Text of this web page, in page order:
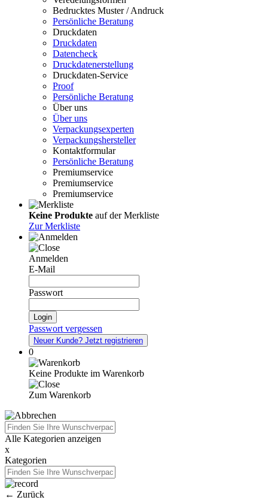
Bedrucktes Muster / Andruck
Persönliche Beratung
Druckdaten
Druckdaten
Datencheck
Druckdatenerstellung
Druckdaten-Service
Proof
Persönliche Beratung
Über uns
Über uns
Verpackungsexperten
Verpackungshersteller
Kontaktformular
Persönliche Beratung
Premiumservice
Premiumservice
Premiumservice
Keine Produkte auf der Merkliste
Zur Merkliste
Anmelden
E-Mail
Passwort
Login
Passwort vergessen
Neuer Kunde? Jetzt registrieren
0
Keine Produkte im Warenkorb
Zum Warenkorb
Alle Kategorien anzeigen
x
Kategorien
← Zurück